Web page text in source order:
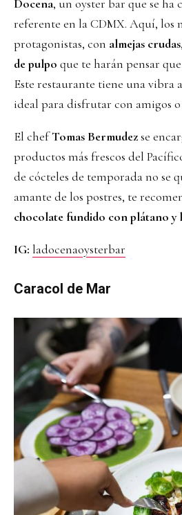
Docena, un oyster bar que se
referente en la CDMX. Aquí, los
protagonistas, con almejas crudas,
de pulpo que te harán pensar
Este restaurante tiene una vibra
ideal para disfrutar con amigos
El chefTomas Bermudezse
productos más frescos del
de cócteles de temporada no se
amante de los postres, te
chocolate fundido con plátano y
IG: ladocenaoysterbar
Caracol de Mar